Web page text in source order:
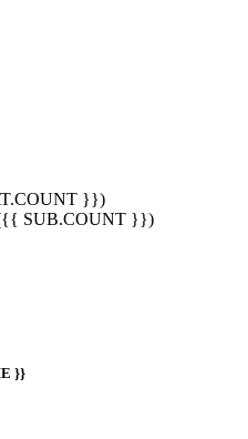
}})
SUB.COUNT }})
}}